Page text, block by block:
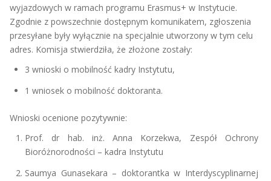
wyjazdowych w ramach programu Erasmus+ w Instytucie.
Zgodnie z powszechnie dostępnym komunikatem, zgłoszenia
przesyłane były wyłącznie na specjalnie utworzony w tym celu
adres. Komisja stwierdziła, że złożone zostały:
3 wnioski o mobilność kadry Instytutu,
1 wniosek o mobilność doktoranta.
Wnioski ocenione pozytywnie:
Prof. dr hab. inż. Anna Korzekwa, Zespół Ochrony
Bioróżnorodności – kadra Instytutu
Saumya Gunasekara – doktorantka w Interdyscyplinarnej